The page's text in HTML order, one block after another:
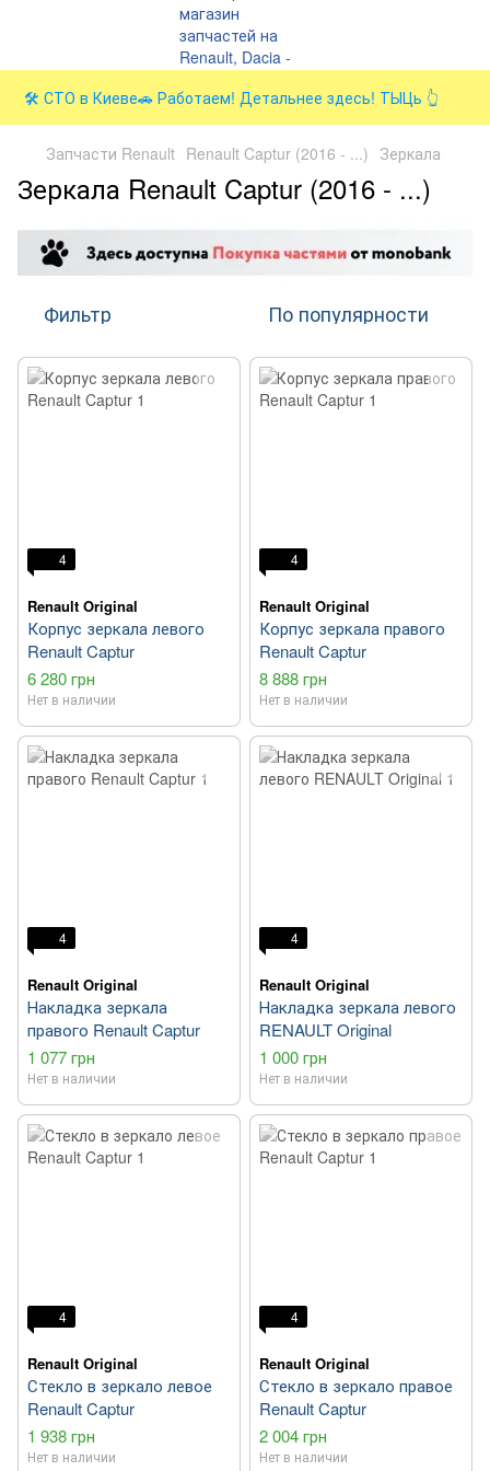
🛠️ СТО в Киеве🚗 Работаем! Детальнее здесь! ТЫЦь 👆
Запчасти Renault Renault Captur (2016 - ...) Зеркала
Зеркала Renault Captur (2016 - ...)
Фильтр По популярности
4
Renault Original
Корпус зеркала левого
Renault Captur
6 280 грн
Нет в наличии
4
Renault Original
Корпус зеркала правого
Renault Captur
8 888 грн
Нет в наличии
4
Renault Original
Накладка зеркала
правого Renault Captur
1 077 грн
Нет в наличии
4
Renault Original
Накладка зеркала левого
RENAULT Original
1 000 грн
Нет в наличии
4
Renault Original
Стекло в зеркало левое
Renault Captur
1 938 грн
Нет в наличии
4
Renault Original
Стекло в зеркало правое
Renault Captur
2 004 грн
Нет в наличии